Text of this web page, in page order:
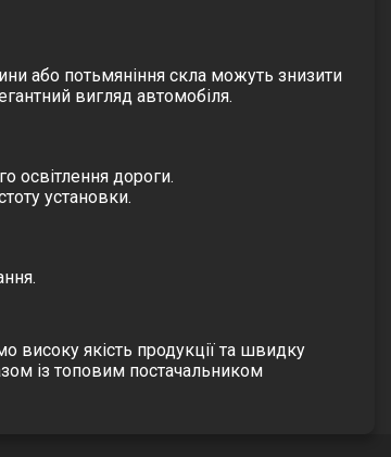
або потьмяніння скла можуть знизити
вигляд автомобіля.
освітлення дороги.
установки.
високу якість продукції та швидку
із топовим постачальником